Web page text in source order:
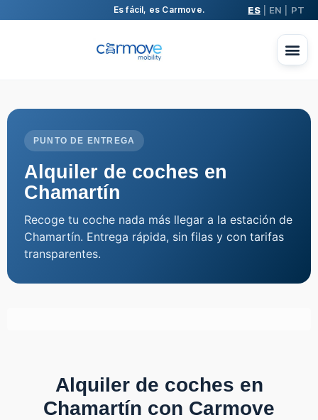
Es fácil, es Carmove. ES EN PT
PUNTO DE ENTREGA
Alquiler de coches en
Chamartín
Recoge tu coche nada más llegar a la estación de
Chamartín. Entrega rápida, sin filas y con tarifas
transparentes.
Alquiler de coches en
Chamartín con Carmove